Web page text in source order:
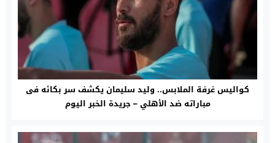
كواليس غرفة الملابس.. وليد سليمان يكشف سر بكائه فى
مباراته ضد الأهلي – جريدة الخبر اليوم